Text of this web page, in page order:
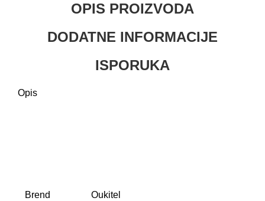
OPIS PROIZVODA
DODATNE INFORMACIJE
ISPORUKA
Opis
Brend Oukitel